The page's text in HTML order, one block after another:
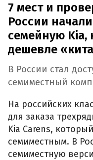
7 мест и
России
семейную Kia,
дешевле
В России стал
семиместный
На российских
для заказа
Kia Carens,
семиместным. В
семиместную